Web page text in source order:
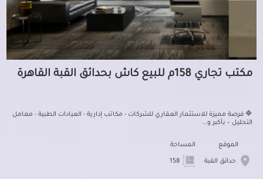
مكتب تجاري 158م للبيع كاش بحدائق القبة القاهرة
🔷 فرصة مميزة للاستثمار العقاري للشركات - مكاتب إدارية - العيادات الطبية - معامل
التحليل – بأكبر و...
الموقع
حدائق القبة
المساحة